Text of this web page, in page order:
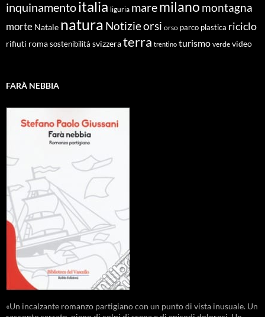
inquinamentoitalia liguria maremilano montagna
morte Natale natura Notizieorsi orso parco plastica riciclo
rifiuti roma sostenibilità svizzeraterra trentino turismo verde video
FARÀ NEBBIA
«Un incalzante romanzo partigiano con un punto di vista inusuale. Un